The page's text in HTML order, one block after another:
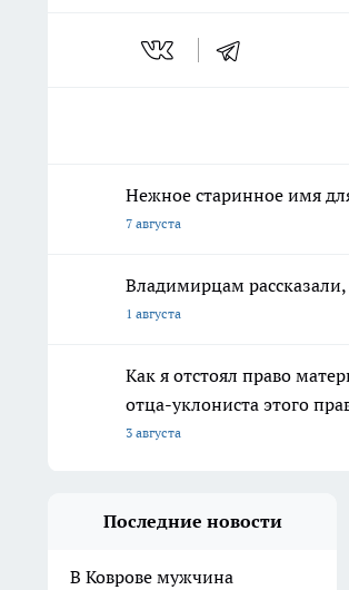
Нежное старинное имя
7 августа
Владимирцам
1 августа
Как я отстоял право
отца-уклониста этого
3 августа
Последние новости
В Коврове мужчина